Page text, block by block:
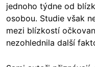
jednoho týdne od
osobou. Studie však
mezi blízkostí
nezohlednila další